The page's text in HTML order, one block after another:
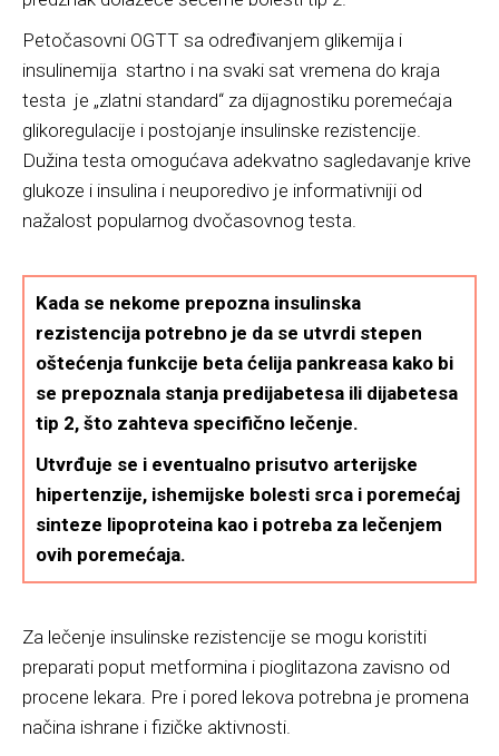
Petočasovni OGTT sa određivanjem glikemija i
insulinemija startno i na svaki sat vremena do kraja
testa je „zlatni standard“ za dijagnostiku poremećaja
glikoregulacije i postojanje insulinske rezistencije.
Dužina testa omogućava adekvatno sagledavanje krive
glukoze i insulina i neuporedivo je informativniji od
nažalost popularnog dvočasovnog testa.
Kada se nekome prepozna insulinska
rezistencija potrebno je da se utvrdi stepen
oštećenja funkcije beta ćelija pankreasa kako bi
se prepoznala stanja predijabetesa ili dijabetesa
tip 2, što zahteva specifično lečenje.
Utvrđuje se i eventualno prisutvo arterijske
hipertenzije, ishemijske bolesti srca i poremećaj
sinteze lipoproteina kao i potreba za lečenjem
ovih poremećaja.
Za lečenje insulinske rezistencije se mogu koristiti
preparati poput metformina i pioglitazona zavisno od
procene lekara. Pre i pored lekova potrebna je promena
načina ishrane i fizičke aktivnosti.